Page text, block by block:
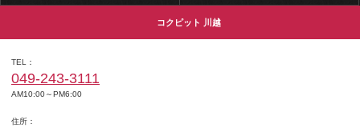
コクピット 川越
TEL
049-243-3111
AM10:00～PM6:00
住所